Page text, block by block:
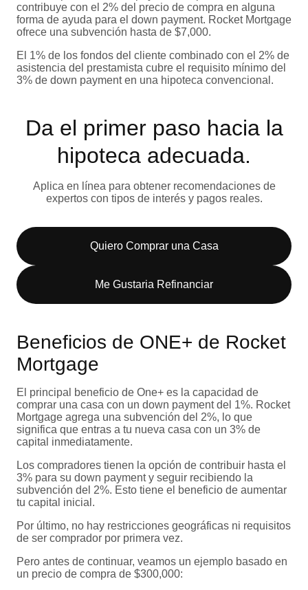
contribuye con el 2% del precio de compra en alguna
forma de ayuda para el down payment. Rocket Mortgage
ofrece una subvención hasta de $7,000.
El 1% de los fondos del cliente combinado con el 2% de
asistencia del prestamista cubre el requisito mínimo del
3% de down payment en una hipoteca convencional.
Da el primer paso hacia la
hipoteca adecuada.
Aplica en línea para obtener recomendaciones de
expertos con tipos de interés y pagos reales.
Quiero Comprar una Casa
Me Gustaria Refinanciar
Beneficios de ONE+ de Rocket
Mortgage
El principal beneficio de One+ es la capacidad de
comprar una casa con un down payment del 1%. Rocket
Mortgage agrega una subvención del 2%, lo que
significa que entras a tu nueva casa con un 3% de
capital inmediatamente.
Los compradores tienen la opción de contribuir hasta el
3% para su down payment y seguir recibiendo la
subvención del 2%. Esto tiene el beneficio de aumentar
tu capital inicial.
Por último, no hay restricciones geográficas ni requisitos
de ser comprador por primera vez.
Pero antes de continuar, veamos un ejemplo basado en
un precio de compra de $300,000: